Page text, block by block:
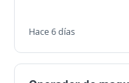
Hace 6 días